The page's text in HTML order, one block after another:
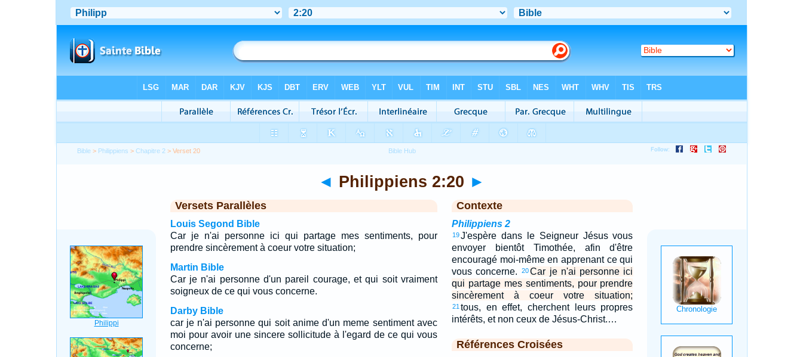
Bible > Philippiens >Chapitre 2 > Verset 20
◄ Philippiens 2:20 ►
Versets Parallèles
Louis Segond Bible
Car je n'ai personne ici qui partage mes sentiments, pour
prendre sincèrement à coeur votre situation;
Martin Bible
Car je n'ai personne d'un pareil courage, et qui soit vraiment
soigneux de ce qui vous concerne.
Darby Bible
car je n'ai personne qui soit anime d'un meme sentiment avec
moi pour avoir une sincere sollicitude à l'egard de ce qui vous
concerne;
Contexte
Philippiens 2
19J'espère dans le Seigneur Jésus vous
envoyer bientôt Timothée, afin d'être
encouragé moi-même en apprenant ce qui
vous concerne.
20 Car je n'ai personne ici
qui partage mes sentiments, pour prendre
sincèrement à coeur votre situation;
21 tous, en effet, cherchent leurs propres
intérêts, et non ceux de Jésus-Christ.…
Références Croisées